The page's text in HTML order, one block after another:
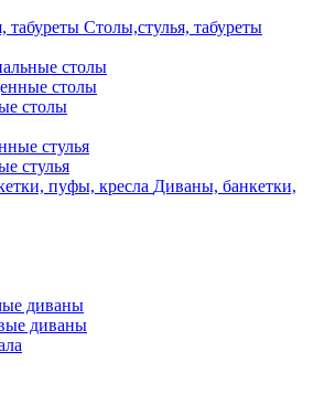
Столы,стулья, табуреты
столы
столы
столы
стулья
стулья
Диваны, банкетки,
диваны
диваны